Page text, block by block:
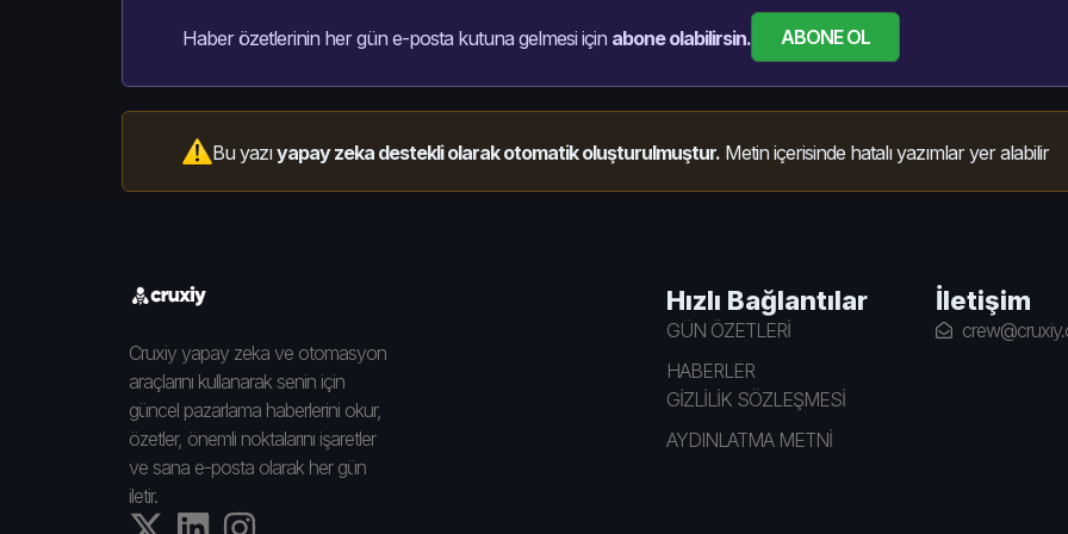
Haber özetlerinin her gün e-posta kutuna gelmesi için abone olabilirsin. ABONE OL
Bu yazıyapay zeka destekli olarak otomatik oluşturulmuştur. Metin içerisinde hatalı yazımlar yer alabilir
Cruxiy yapay zeka ve otomasyon
araçlarını kullanarak senin için
güncel pazarlama haberlerini okur,
özetler, önemli noktalarını işaretler
ve sana e-posta olarak her gün
iletir.
Hızlı Bağlantılar
GÜN ÖZETLERİ
HABERLER
GİZLİLİK SÖZLEŞMESİ
AYDINLATMA METNİ
İletişim